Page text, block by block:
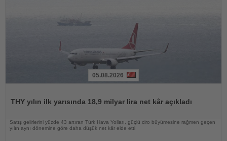
05.08.2026
THY yılın ilk yarısında 18,9 milyar lira net kâr açıkladı
Satış gelirlerini yüzde 43 artıran Türk Hava Yolları, güçlü ciro büyümesine rağmen geçen
yılın aynı dönemine göre daha düşük net kâr elde etti